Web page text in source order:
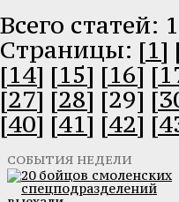
Всего статей:
Cтраницы: [1]
[14] [15] [16]
[27] [28] [29]
[40] [41] [42]
СОБЫТИЯ НЕДЕЛИ